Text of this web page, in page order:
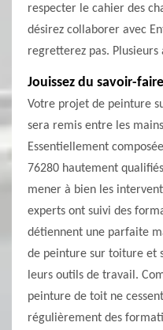
respecter le cahier des
désirez collaborer avec
regretterez pas. Plusieurs
Jouissez du savoir-
Votre projet de peinture
sera remis entre les
Essentiellement
76280 hautement
mener à bien les
experts ont suivi des
détiennent une parfaite
de peinture sur toiture et
leurs outils de travail.
peinture de toit ne
régulièrement des